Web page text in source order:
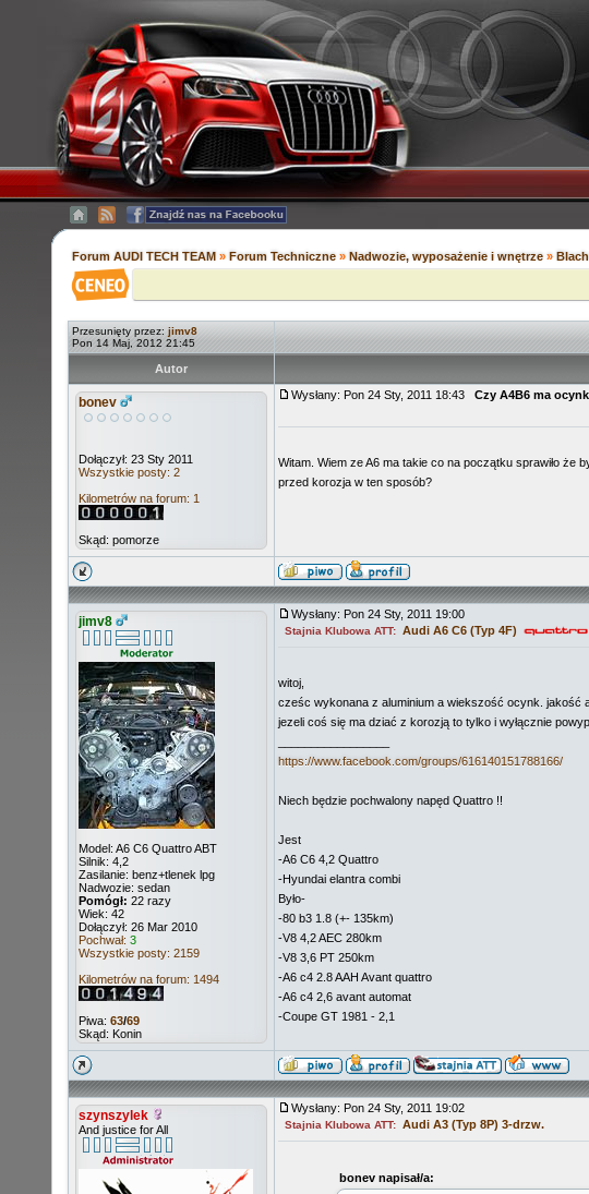
Forum AUDI TECH TEAM » Forum Techniczne » Nadwozie, wyposażenie i wnętrze »
Przesunięty przez: jimv8
Pon 14 Maj, 2012 21:45
Autor
bonev
Dołączył: 23 Sty 2011
Wszystkie posty: 2
Kilometrów na forum: 1
Skąd: pomorze
Wysłany: Pon 24 Sty, 2011 18:43 Czy A4B6 ma
Witam. Wiem ze A6 ma takie co na początku sprawiło że
przed korozja w ten sposób?
jimv8
Model: A6 C6 Quattro ABT
Silnik: 4,2
Zasilanie: benz+tlenek lpg
Nadwozie: sedan
Pomógł: 22 razy
Wiek: 42
Dołączył: 26 Mar 2010
Pochwał: 3
Wszystkie posty: 2159
Kilometrów na forum: 1494
Piwa: 63/69
Skąd: Konin
Wysłany: Pon 24 Sty, 2011 19:00
Stajnia Klubowa ATT: Audi A6 C6 (Typ 4F)
witoj,
cześc wykonana z aluminium a wiekszość ocynk. jakość
jezeli coś się ma dziać z korozją to tylko i wyłącznie
https://www.facebook.com/groups/616140151788166/
Niech będzie pochwalony napęd Quattro !!
Jest
-A6 C6 4,2 Quattro
-Hyundai elantra combi
Było-
-80 b3 1.8 (+- 135km)
-V8 4,2 AEC 280km
-V8 3,6 PT 250km
-A6 c4 2.8 AAH Avant quattro
-A6 c4 2,6 avant automat
-Coupe GT 1981 - 2,1
szynszylek
And justice for All
Wysłany: Pon 24 Sty, 2011 19:02
Stajnia Klubowa ATT: Audi A3 (Typ 8P) 3-drzw.
bonev napisał/a: